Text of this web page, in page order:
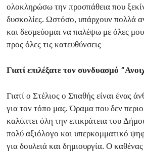
ολοκληρώσω την προσπάθεια που
δυσκολίες. Ωστόσο, υπάρχουν πολλά
και δεσμεύομαι να παλέψω με όλες
προς όλες τις κατευθύνσεις
Γιατί επιλέξατε τον συνδυασμό
Γιατί ο Στέλιος ο Σπαθής είναι ένας
για τον τόπο μας. Όραμα που δεν
καλύπτει όλη την επικράτεια του
πολύ αξιόλογο και υπερκομματικό
για δουλειά και δημιουργία. Ο